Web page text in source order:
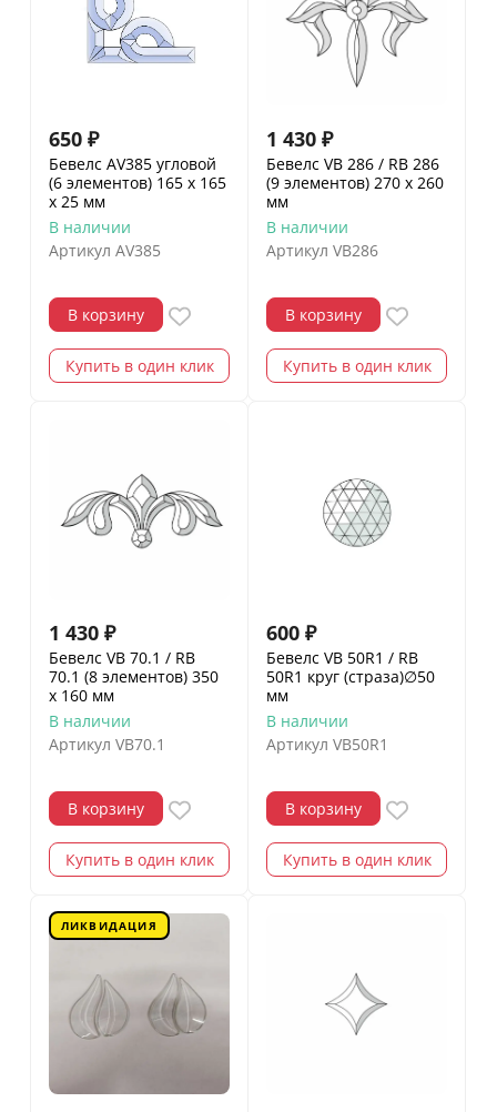
650 ₽
Бевелс AV385 угловой
(6 элементов) 165 х 165
х 25 мм
В наличии
Артикул AV385
В корзину
Купить в один клик
1 430 ₽
Бевелс VB 286 / RB 286
(9 элементов) 270 х 260
мм
В наличии
Артикул VB286
В корзину
Купить в один клик
1 430 ₽
Бевелс VB 70.1 / RB
70.1 (8 элементов) 350
х 160 мм
В наличии
Артикул VB70.1
В корзину
Купить в один клик
600 ₽
Бевелс VB 50R1 / RB
50R1 круг (страза)∅50
мм
В наличии
Артикул VB50R1
В корзину
Купить в один клик
ЛИКВИДАЦИЯ